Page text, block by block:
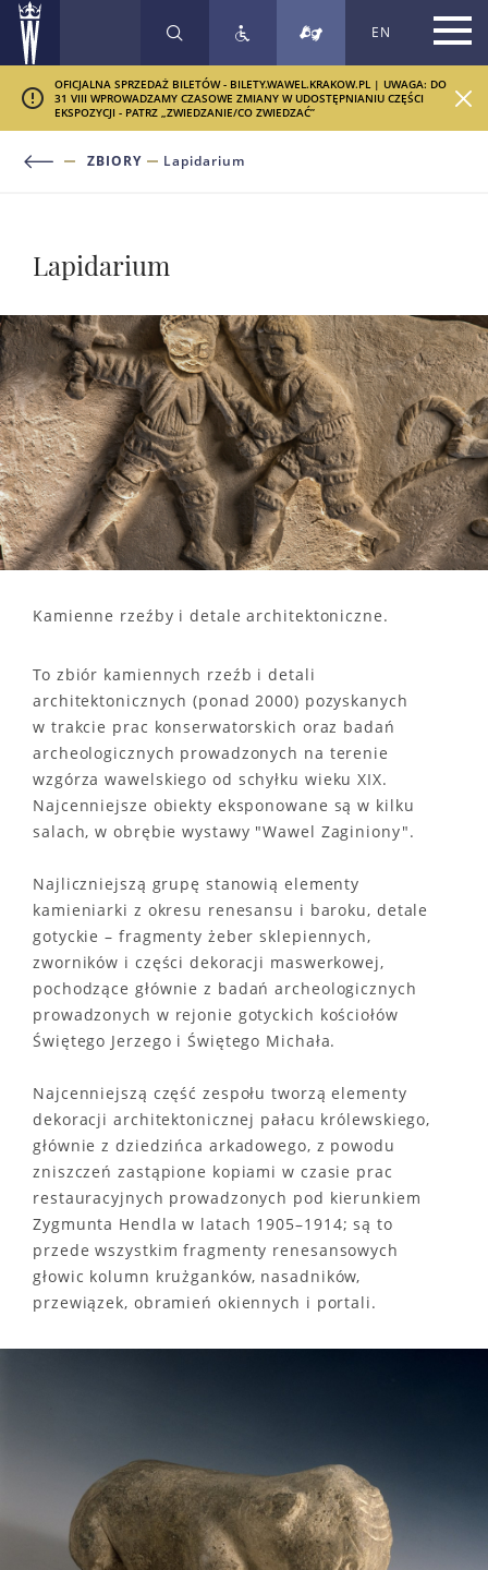
SZUKAJ EN
OFICJALNA SPRZEDAŻ BILETÓW - BILETY.WAWEL.KRAKOW.PL | UWAGA: DO
31 VIII WPROWADZAMY CZASOWE ZMIANY W UDOSTĘPNIANIU CZĘŚCI
EKSPOZYCJI - PATRZ „ZWIEDZANIE/CO ZWIEDZAĆ”
ZBIORY Lapidarium
Lapidarium
Kamienne rzeźby i detale architektoniczne.
To zbiór kamiennych rzeźb i detali
architektonicznych (ponad 2000) pozyskanych
w trakcie prac konserwatorskich oraz badań
archeologicznych prowadzonych na terenie
wzgórza wawelskiego od schyłku wieku XIX.
Najcenniejsze obiekty eksponowane są w kilku
salach, w obrębie wystawy "Wawel Zaginiony".
Najliczniejszą grupę stanowią elementy
kamieniarki z okresu renesansu i baroku, detale
gotyckie – fragmenty żeber sklepiennych,
zworników i części dekoracji maswerkowej,
pochodzące głównie z badań archeologicznych
prowadzonych w rejonie gotyckich kościołów
Świętego Jerzego i Świętego Michała.
Najcenniejszą część zespołu tworzą elementy
dekoracji architektonicznej pałacu królewskiego,
głównie z dziedzińca arkadowego, z powodu
zniszczeń zastąpione kopiami w czasie prac
restauracyjnych prowadzonych pod kierunkiem
Zygmunta Hendla w latach 1905–1914; są to
przede wszystkim fragmenty renesansowych
głowic kolumn krużganków, nasadników,
przewiązek, obramień okiennych i portali.